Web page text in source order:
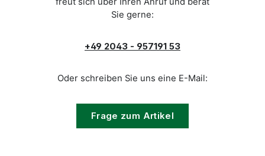
Sie gerne:
+49 2043 - 957191 53
Oder schreiben Sie uns eine E-Mail:
Frage zum Artikel